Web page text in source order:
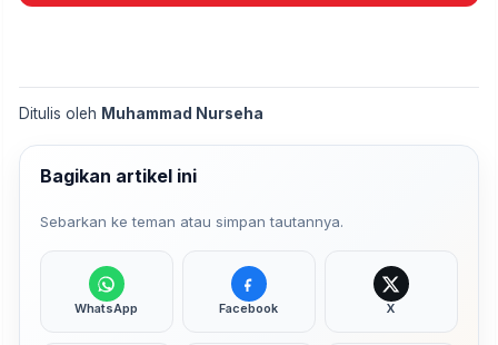
Ditulis oleh Muhammad Nurseha
Bagikan artikel ini
Sebarkan ke teman atau simpan tautannya.
WhatsApp Facebook X